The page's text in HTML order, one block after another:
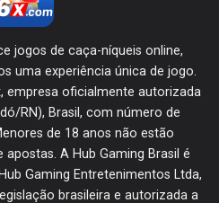
jogos de caça-níqueis online,
uma experiência única de jogo.
empresa oficialmente autorizada
RN), Brasil, com número de
de 18 anos não estão
A Hub Gaming Brasil é
Gaming Entretenimentos Ltda,
brasileira e autorizada a